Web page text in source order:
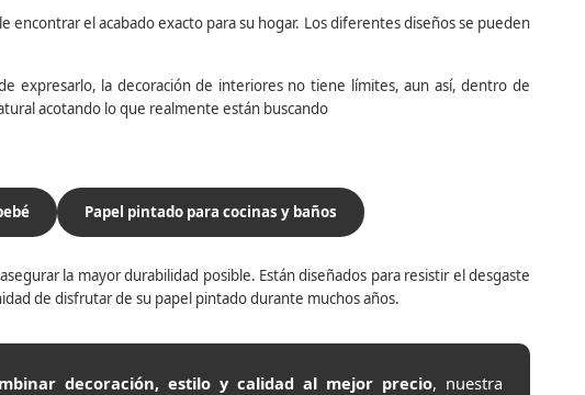
el acabado exacto para su hogar. Los diferentes diseños se pueden
expresarlo, la decoración de interiores no tiene límites, aun así, dentro de
acotando lo que realmente están buscando
Papel pintado para cocinas y baños
la mayor durabilidad posible. Están diseñados para resistir el desgaste
de disfrutar de su papel pintado durante muchos años.
decoración, estilo y calidad al mejor precio, nuestra